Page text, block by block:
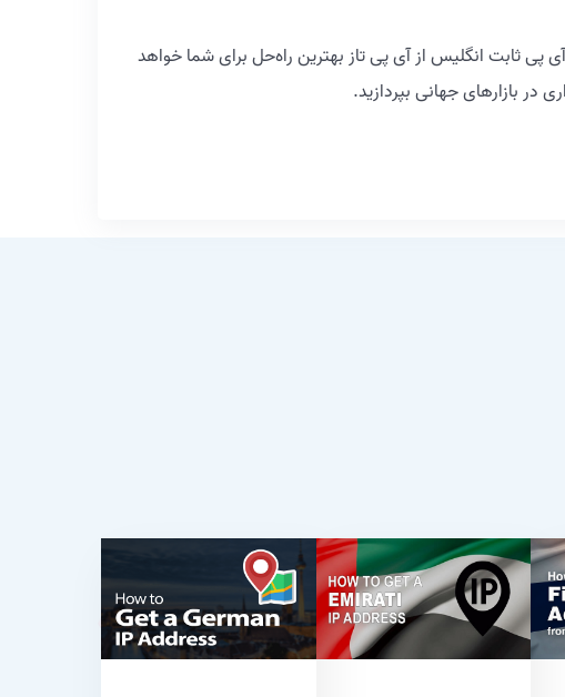
ثابت انگلیس از آی پی تاز بهترین راه‌حل برای شما خواهد
در بازارهای جهانی بپردازید.